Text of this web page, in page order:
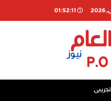
01:52:11